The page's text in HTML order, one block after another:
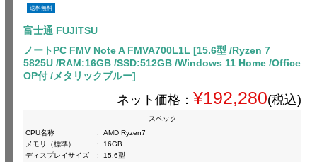
送料無料
富士通 FUJITSU
ノートPC FMV Note A FMVA700L1L [15.6型 /Ryzen 7
5825U /RAM:16GB /SSD:512GB /Windows 11 Home /Office
OP付 /メタリックブルー]
ネット価格： ¥192,280(税込)
スペック
CPU名称
:
AMD Ryzen7
メモリ（標準）
:
16GB
ディスプレイサイズ
:
15.6型